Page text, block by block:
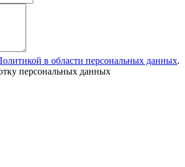
в области персональных данных.
персональных данных